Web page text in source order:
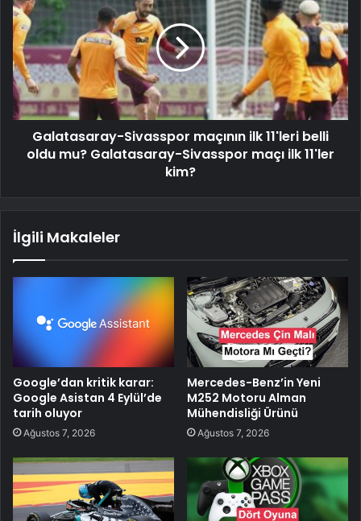
Galatasaray-Sivasspor maçının ilk 11'leri belli
oldu mu? Galatasaray-Sivasspor maçı ilk 11'ler
kim?
İlgili Makaleler
Google’dan kritik karar:
Google Asistan 4 Eylül’de
tarih oluyor
Ağustos 7, 2026
Mercedes-Benz’in Yeni
M252 Motoru Alman
Mühendisliği Ürünü
Ağustos 7, 2026